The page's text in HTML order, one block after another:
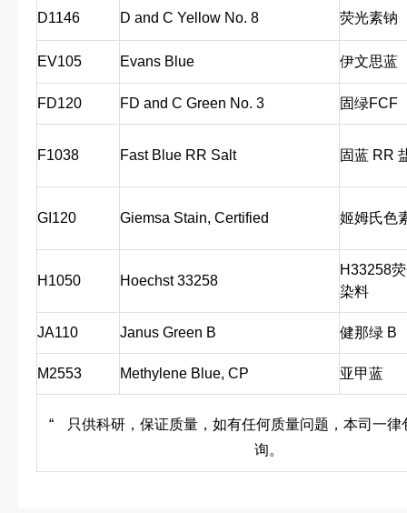
D1146 D and C Yellow No. 8 荧光素钠
EV105 Evans Blue 伊文思蓝
FD120 FD and C Green No. 3 固绿FCF
F1038 Fast Blue RR Salt 固蓝 RR
GI120 Giemsa Stain, Certified 姬姆氏色
H1050 Hoechst 33258
H33258
染料
JA110 Janus Green B 健那绿 B
M2553 Methylene Blue, CP 亚甲蓝
“
只供科研，保证质量，如有任何质量问题，本司一律
询。